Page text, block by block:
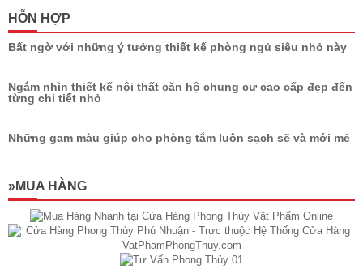
HỖN HỢP
Bất ngờ với những ý tưởng thiết kế phòng ngủ siêu nhỏ này
Ngắm nhìn thiết kế nội thất căn hộ chung cư cao cấp đẹp đến
từng chi tiết nhỏ
Những gam màu giúp cho phòng tắm luôn sạch sẽ và mới mẻ
»MUA HÀNG